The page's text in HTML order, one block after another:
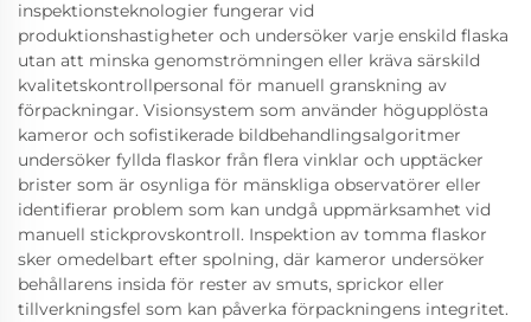
inspektionsteknologier fungerar vid
produktionshastigheter och undersöker varje enskild flaska
utan att minska genomströmningen eller kräva särskild
kvalitetskontrollpersonal för manuell granskning av
förpackningar. Visionsystem som använder högupplösta
kameror och sofistikerade bildbehandlingsalgoritmer
undersöker fyllda flaskor från flera vinklar och upptäcker
brister som är osynliga för mänskliga observatörer eller
identifierar problem som kan undgå uppmärksamhet vid
manuell stickprovskontroll. Inspektion av tomma flaskor
sker omedelbart efter spolning, där kameror undersöker
behållarens insida för rester av smuts, sprickor eller
tillverkningsfel som kan påverka förpackningens integritet.